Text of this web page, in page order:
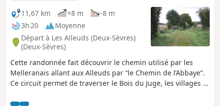
11,67 km
+8 m
-8 m
3h 20
Moyenne
Départ à Les Alleuds (Deux-Sèvres)
(Deux-Sèvres)
Cette randonnée fait découvrir le chemin utilisé par les
Melleranais allant aux Alleuds par “le Chemin de l’Abbaye”.
Ce circuit permet de traverser le Bois du Juge, les villages et
mais aussi de découvrir un riche patrimoine arboré :